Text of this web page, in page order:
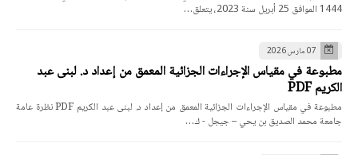
1444 الموافق 25 أبريل سنة 2023، يتعلق…
07 مارس 2026
مطبوعة في مقياس الإجراءات الجزائية المعمق من إعداد د. لبنى عبد
الكريم PDF
مطبوعة في مقياس الإجراءات الجزائية المعمق من إعداد د. لبنى عبد الكريم PDF نظرة عامة
جامعة محمد الصديق بن يحي – جيجل - ك…